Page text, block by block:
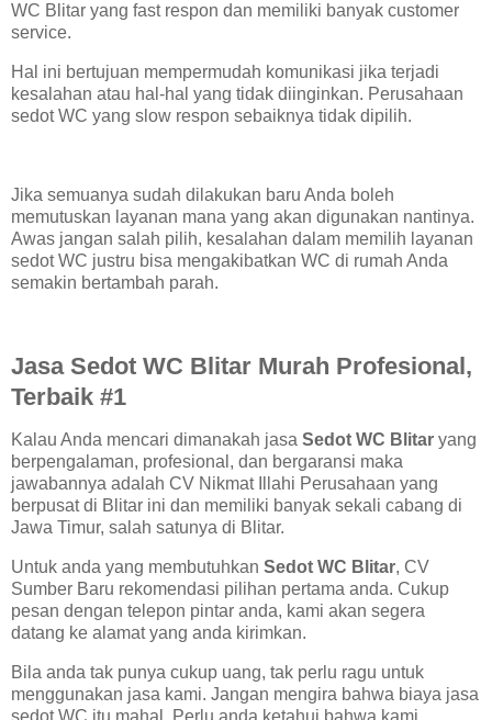
WC Blitar yang fast respon dan memiliki banyak customer
service.
Hal ini bertujuan mempermudah komunikasi jika terjadi
kesalahan atau hal-hal yang tidak diinginkan. Perusahaan
sedot WC yang slow respon sebaiknya tidak dipilih.
Jika semuanya sudah dilakukan baru Anda boleh
memutuskan layanan mana yang akan digunakan nantinya.
Awas jangan salah pilih, kesalahan dalam memilih layanan
sedot WC justru bisa mengakibatkan WC di rumah Anda
semakin bertambah parah.
Jasa Sedot WC Blitar Murah Profesional,
Terbaik #1
Kalau Anda mencari dimanakah jasa Sedot WC Blitar yang
berpengalaman, profesional, dan bergaransi maka
jawabannya adalah CV Nikmat Illahi Perusahaan yang
berpusat di Blitar ini dan memiliki banyak sekali cabang di
Jawa Timur, salah satunya di Blitar.
Untuk anda yang membutuhkan Sedot WC Blitar, CV
Sumber Baru rekomendasi pilihan pertama anda. Cukup
pesan dengan telepon pintar anda, kami akan segera
datang ke alamat yang anda kirimkan.
Bila anda tak punya cukup uang, tak perlu ragu untuk
menggunakan jasa kami. Jangan mengira bahwa biaya jasa
sedot WC itu mahal. Perlu anda ketahui bahwa kami